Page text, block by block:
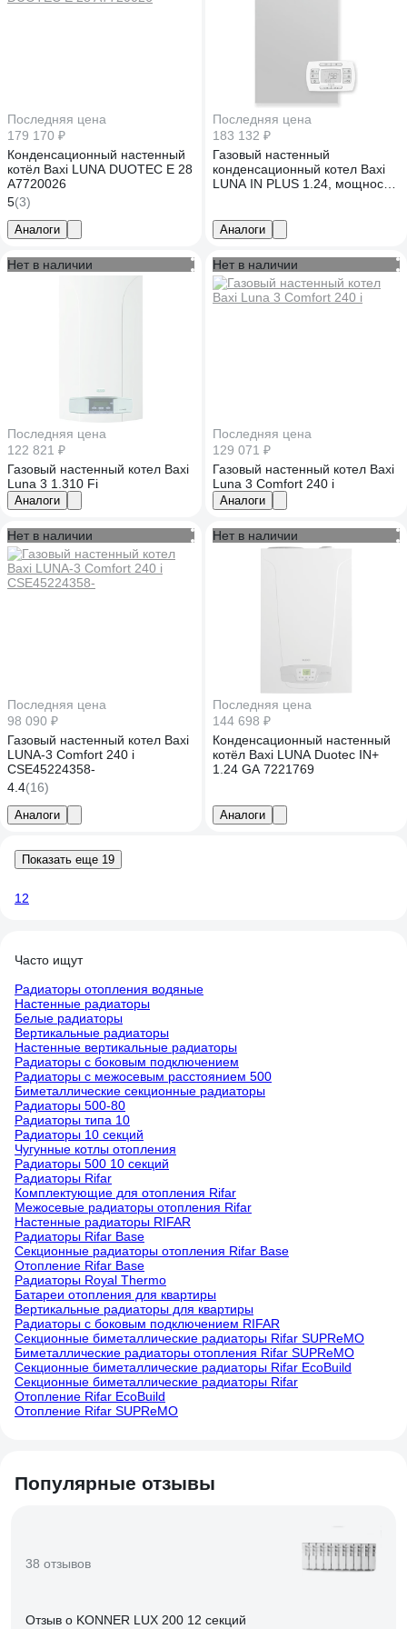
Последняя цена
179 170 ₽
Конденсационный настенный
котёл Baxi LUNA DUOTEC E 28
A7720026
5(3)
Аналоги
Последняя цена
183 132 ₽
Газовый настенный
конденсационный котел Baxi
LUNA IN PLUS 1.24, мощность
A7810446
Аналоги
Нет в наличии
Последняя цена
122 821 ₽
Газовый настенный котел Baxi
Luna 3 1.310 Fi
Аналоги
Нет в наличии
Последняя цена
129 071 ₽
Газовый настенный котел Baxi
Luna 3 Comfort 240 i
Аналоги
Нет в наличии
Последняя цена
98 090 ₽
Газовый настенный котел Baxi
LUNA-3 Comfort 240 i
CSE45224358-
4.4(16)
Аналоги
Нет в наличии
Последняя цена
144 698 ₽
Конденсационный настенный
котёл Baxi LUNA Duotec IN+
1.24 GA 7221769
Аналоги
Показать еще 19
1 2
Часто ищут
Радиаторы отопления водяные
Настенные радиаторы
Белые радиаторы
Вертикальные радиаторы
Настенные вертикальные радиаторы
Радиаторы с боковым подключением
Радиаторы с межосевым расстоянием 500
Биметаллические секционные радиаторы
Радиаторы 500-80
Радиаторы типа 10
Радиаторы 10 секций
Чугунные котлы отопления
Радиаторы 500 10 секций
Радиаторы Rifar
Комплектующие для отопления Rifar
Межосевые радиаторы отопления Rifar
Настенные радиаторы RIFAR
Радиаторы Rifar Base
Секционные радиаторы отопления Rifar Base
Отопление Rifar Base
Радиаторы Royal Thermo
Батареи отопления для квартиры
Вертикальные радиаторы для квартиры
Радиаторы с боковым подключением RIFAR
Секционные биметаллические радиаторы Rifar SUPReMO
Биметаллические радиаторы отопления Rifar SUPReMO
Секционные биметаллические радиаторы Rifar EcoBuild
Секционные биметаллические радиаторы Rifar
Отопление Rifar EcoBuild
Отопление Rifar SUPReMO
Популярные отзывы
38 отзывов
Отзыв о KONNER LUX 200 12 секций